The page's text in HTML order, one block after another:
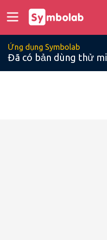
Ứng dụng Symbolab
Đã có bản dùng thử